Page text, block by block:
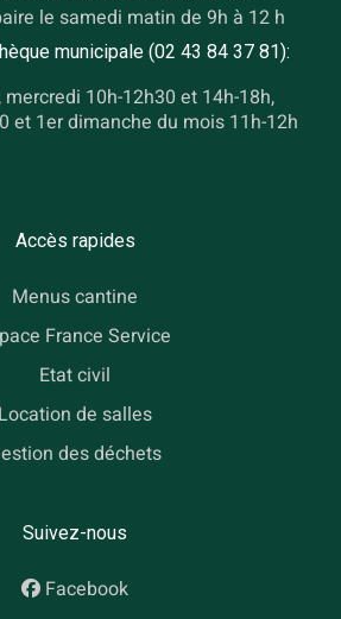
le samedi matin de 9h à 12 h
municipale (02 43 84 37 81):
10h-12h30 et 14h-18h,
et 1er dimanche du mois 11h-12h
Accès rapides
Menus cantine
France Service
Etat civil
Location de salles
des déchets
Suivez-nous
Facebook